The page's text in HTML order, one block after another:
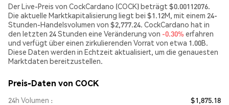
Der Live-Preis von CockCardano (COCK) beträgt $0.00112076.
Die aktuelle Marktkapitalisierung liegt bei $1.12M, mit einem 24-
Stunden-Handelsvolumen von $2,777.24. CockCardano hat in
den letzten 24 Stunden eine Veränderung von -0.30% erfahren
und verfügt über einen zirkulierenden Vorrat von etwa 1.00B.
Diese Daten werden in Echtzeit aktualisiert, um die genauesten
Marktdaten bereitzustellen.
Preis-Daten von COCK
24h Volumen
$1,875.18